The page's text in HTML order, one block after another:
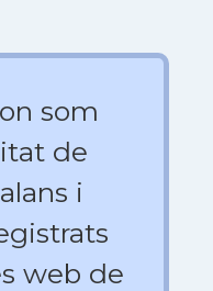
som
de
i
web de